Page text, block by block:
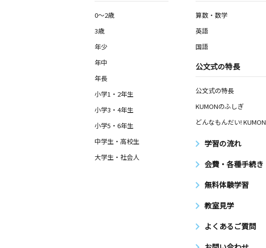
0～2歳
3歳
年少
年中
年長
小学1・2年生
小学3・4年生
小学5・6年生
中学生・高校生
大学生・社会人
算数・数学
英語
国語
公文式の特長
公文式の特長
KUMONのふしぎ
どんなもんだい! KUMON
学習の流れ
会費・各種手続き
無料体験学習
教室見学
よくあるご質問